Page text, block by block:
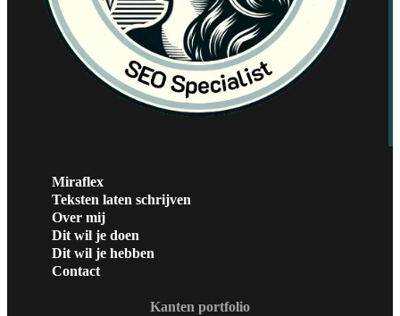
Miraflex
Teksten laten schrijven
Over mij
Dit wil je doen
Dit wil je hebben
Contact
Kanten portfolio